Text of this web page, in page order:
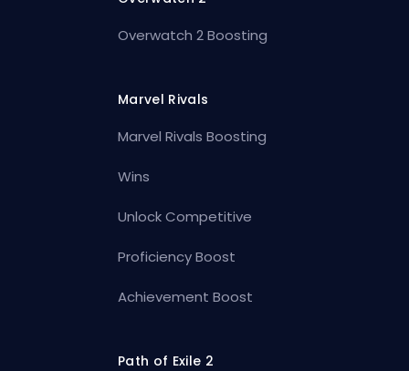
Overwatch 2 Boosting
Marvel Rivals
Marvel Rivals Boosting
Wins
Unlock Competitive
Proficiency Boost
Achievement Boost
Path of Exile 2